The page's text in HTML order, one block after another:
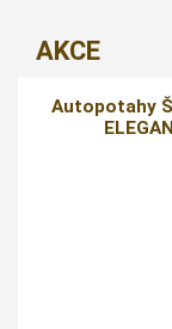
AKCE
Autopotahy